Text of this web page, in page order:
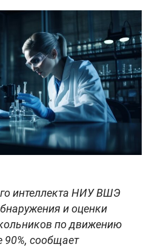
интеллекта НИУ ВШЭ
и оценки
по движению
90%, сообщает